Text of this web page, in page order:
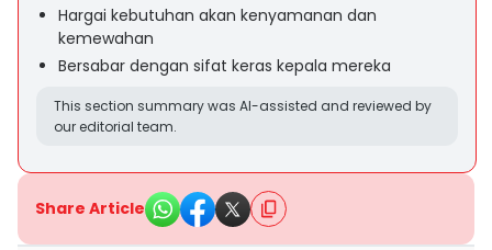
Hargai kebutuhan akan kenyamanan dan
kemewahan
Bersabar dengan sifat keras kepala mereka
This section summary was AI-assisted and reviewed by
our editorial team.
Share Article